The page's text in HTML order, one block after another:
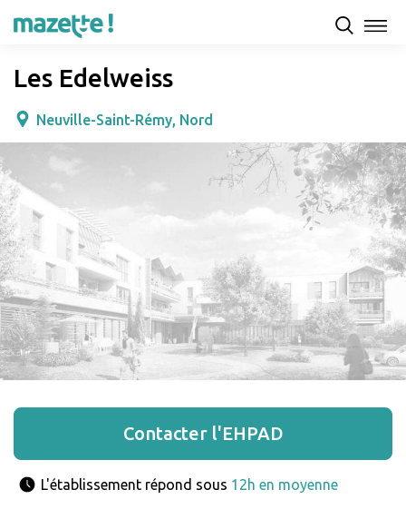
Les Edelweiss
Neuville-Saint-Rémy, Nord
Contacter l'EHPAD
L'établissement répond sous 12h en moyenne